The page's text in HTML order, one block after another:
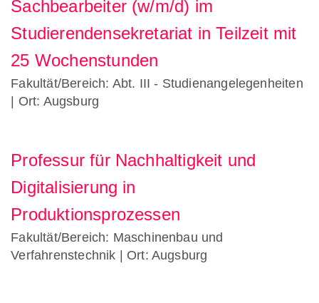
Sachbearbeiter (w/m/d) im
Studierendensekretariat in Teilzeit mit
25 Wochenstunden
Fakultät/Bereich: Abt. III - Studienangelegenheiten
| Ort: Augsburg
Professur für Nachhaltigkeit und
Digitalisierung in
Produktionsprozessen
Fakultät/Bereich: Maschinenbau und
Verfahrenstechnik | Ort: Augsburg